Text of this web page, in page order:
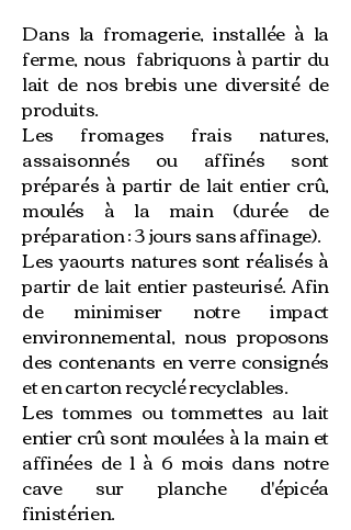
Dans la fromagerie, installée à la
ferme, nous fabriquons à partir du
lait de nos brebis une diversité de
produits.
Les fromages frais natures,
assaisonnés ou affinés sont
préparés à partir de lait entier crû,
moulés à la main (durée de
préparation : 3 jours sans affinage).
Les yaourts natures sont réalisés à
partir de lait entier pasteurisé. Afin
de minimiser notre impact
environnemental, nous proposons
des contenants en verre consignés
et en carton recyclé recyclables.
Les tommes ou tommettes au lait
entier crû sont moulées à la main et
affinées de 1 à 6 mois dans notre
cave sur planche d'épicéa
finistérien.